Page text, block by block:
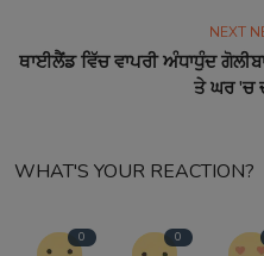
NEXT
ਥਾਈਲੈਂਡ ਵਿੱਚ ਵਾਪਰੀ ਅੰਧਾਧੁੰਦ
ਤੇ ਘਰ 'ਚ
WHAT'S YOUR REACTION?
0 0